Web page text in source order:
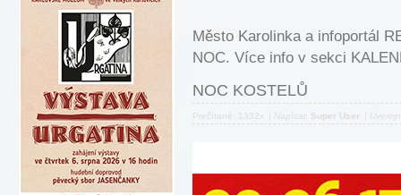
Město Karolinka a infoportál
NOC. Více info v sekci
NOC KOSTELŮ
Prečítané: 1332x Napísal: Super User